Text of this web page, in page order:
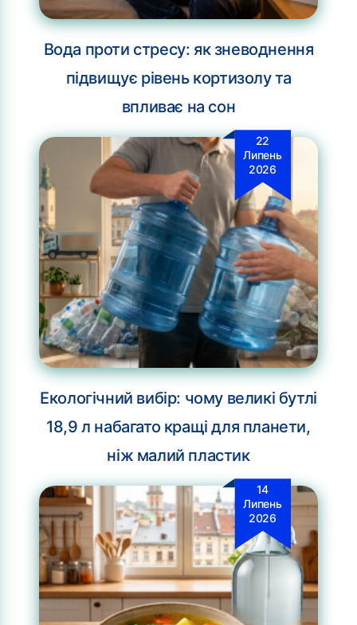
Вода проти стресу: як зневоднення
підвищує рівень кортизолу та
впливає на сон
22
Липень
2026
Екологічний вибір: чому великі бутлі
18,9 л набагато кращі для планети,
ніж малий пластик
14
Липень
2026